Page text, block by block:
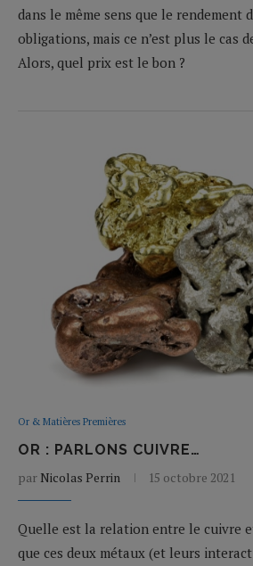
dans le même sens que le rendement
obligations, mais ce n’est plus le cas
Alors, quel prix est le bon ?
Or & Matières Premières
OR : PARLONS CUIVRE…
par Nicolas Perrin 15 octobre 2021
Quelle est la relation entre le cuivre et
que ces deux métaux (et leurs